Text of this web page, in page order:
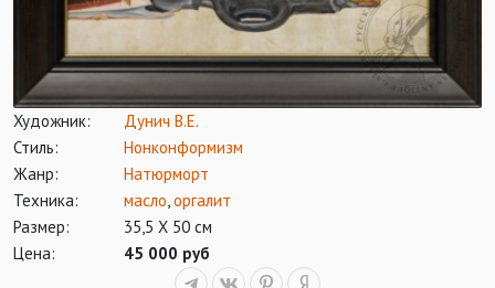
Художник:
Дунич В.Е.
Стиль:
Нонконформизм
Жанр:
Натюрморт
Техника:
масло,оргалит
Размер:
35,5 Х 50 см
Цена:
45 000 руб